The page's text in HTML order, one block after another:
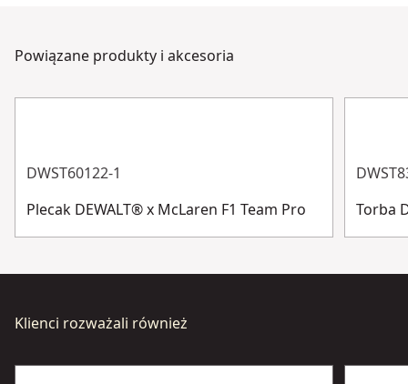
telefonu.
Powiązane produkty i akcesoria
DWST60122-1
Plecak DEWALT® x McLaren F1 Team Pro
Torba
Klienci rozważali również